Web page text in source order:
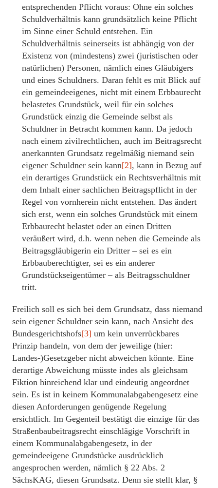
entsprechenden Pflicht voraus: Ohne ein solches
Schuldverhältnis kann grundsätzlich keine Pflicht
im Sinne einer Schuld entstehen. Ein
Schuldverhältnis seinerseits ist abhängig von der
Existenz von (mindestens) zwei (juristischen oder
natürlichen) Personen, nämlich eines Gläubigers
und eines Schuldners. Daran fehlt es mit Blick auf
ein gemeindeeigenes, nicht mit einem Erbbaurecht
belastetes Grundstück, weil für ein solches
Grundstück einzig die Gemeinde selbst als
Schuldner in Betracht kommen kann. Da jedoch
nach einem zivilrechtlichen, auch im Beitragsrecht
anerkannten Grundsatz regelmäßig niemand sein
eigener Schuldner sein kann[2], kann in Bezug auf
ein derartiges Grundstück ein Rechtsverhältnis mit
dem Inhalt einer sachlichen Beitragspflicht in der
Regel von vornherein nicht entstehen. Das ändert
sich erst, wenn ein solches Grundstück mit einem
Erbbaurecht belastet oder an einen Dritten
veräußert wird, d.h. wenn neben die Gemeinde als
Beitragsgläubigerin ein Dritter – sei es ein
Erbbauberechtigter, sei es ein anderer
Grundstückseigentümer – als Beitragsschuldner
tritt.
Freilich soll es sich bei dem Grundsatz, dass niemand
sein eigener Schuldner sein kann, nach Ansicht des
Bundesgerichtshofs[3] um kein unverrückbares
Prinzip handeln, von dem der jeweilige (hier:
Landes-)Gesetzgeber nicht abweichen könnte. Eine
derartige Abweichung müsste indes als gleichsam
Fiktion hinreichend klar und eindeutig angeordnet
sein. Es ist in keinem Kommunalabgabengesetz eine
diesen Anforderungen genügende Regelung
ersichtlich. Im Gegenteil bestätigt die einzige für das
Straßenbaubeitragsrecht einschlägige Vorschrift in
einem Kommunalabgabengesetz, in der
gemeindeeigene Grundstücke ausdrücklich
angesprochen werden, nämlich § 22 Abs. 2
SächsKAG, diesen Grundsatz. Denn sie stellt klar, §